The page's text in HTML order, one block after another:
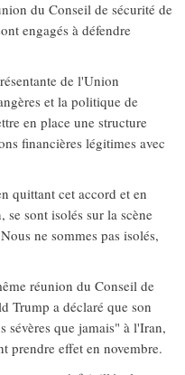
du Conseil de sécurité de
engagés à défendre
de l'Union
et la politique de
en place une structure
financières légitimes avec
quittant cet accord et en
sont isolés sur la scène
ne sommes pas isolés,
réunion du Conseil de
Trump a déclaré que son
sévères que jamais" à l'Iran,
prendre effet en novembre.